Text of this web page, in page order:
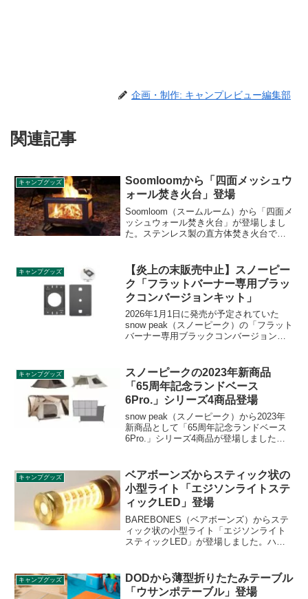
企画・制作: キャンプレビュー編集部
関連記事
キャンプグッズ
Soomloomから「四面メッシュウ
ォール焚き火台」登場
Soomloom（スームルーム）から「四面メ
ッシュウォール焚き火台」が登場しまし
た。ステンレス製の直方体焚き火台で、4
める構造になっています。詳細をレビュ
ーします。
キャンプグッズ
【炎上の末販売中止】スノーピー
ク「フラットバーナー専用ブラッ
クコンバージョンキット」
2026年1月1日に発売が予定されていた
snow peak（スノーピーク）の「フラット
バーナー専用ブラックコンバージョンキ
本製品はリコール製品のお詫びの品とし
て提供されていたことが背景にあるよう
です。詳細をレビューします。
キャンプグッズ
スノーピークの2023年新商品
「65周年記念ランドベース
6Pro.」シリーズ4商品登場
snow peak（スノーピーク）から2023年
新商品として「65周年記念ランドベース
6Pro.」シリーズ4商品が登場しました。
また、ランドベース6Pro.に対応したイン
ナールームとマットシートセットも同時
発売です。詳細をレビューします。
キャンプグッズ
ベアボーンズからスティック状の
小型ライト「エジソンライトステ
ィックLED」登場
BAREBONES（ベアボーンズ）からステ
ィック状の小型ライト「エジソンライト
スティックLED」が登場しました。ハン
テリーが内蔵しており、繰り返し使用可
能です。詳細をレビューします。
キャンプグッズ
DODから薄型折りたたみテーブル
「ウサンポテーブル」登場